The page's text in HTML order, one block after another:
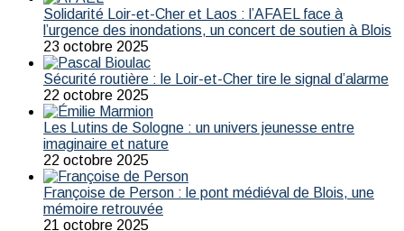
Solidarité Loir-et-Cher et Laos : l’AFAEL face à
l’urgence des inondations, un concert de soutien à Blois
23 octobre 2025
Sécurité routière : le Loir-et-Cher tire le signal d’alarme
22 octobre 2025
Les Lutins de Sologne : un univers jeunesse entre
imaginaire et nature
22 octobre 2025
Françoise de Person : le pont médiéval de Blois, une
mémoire retrouvée
21 octobre 2025